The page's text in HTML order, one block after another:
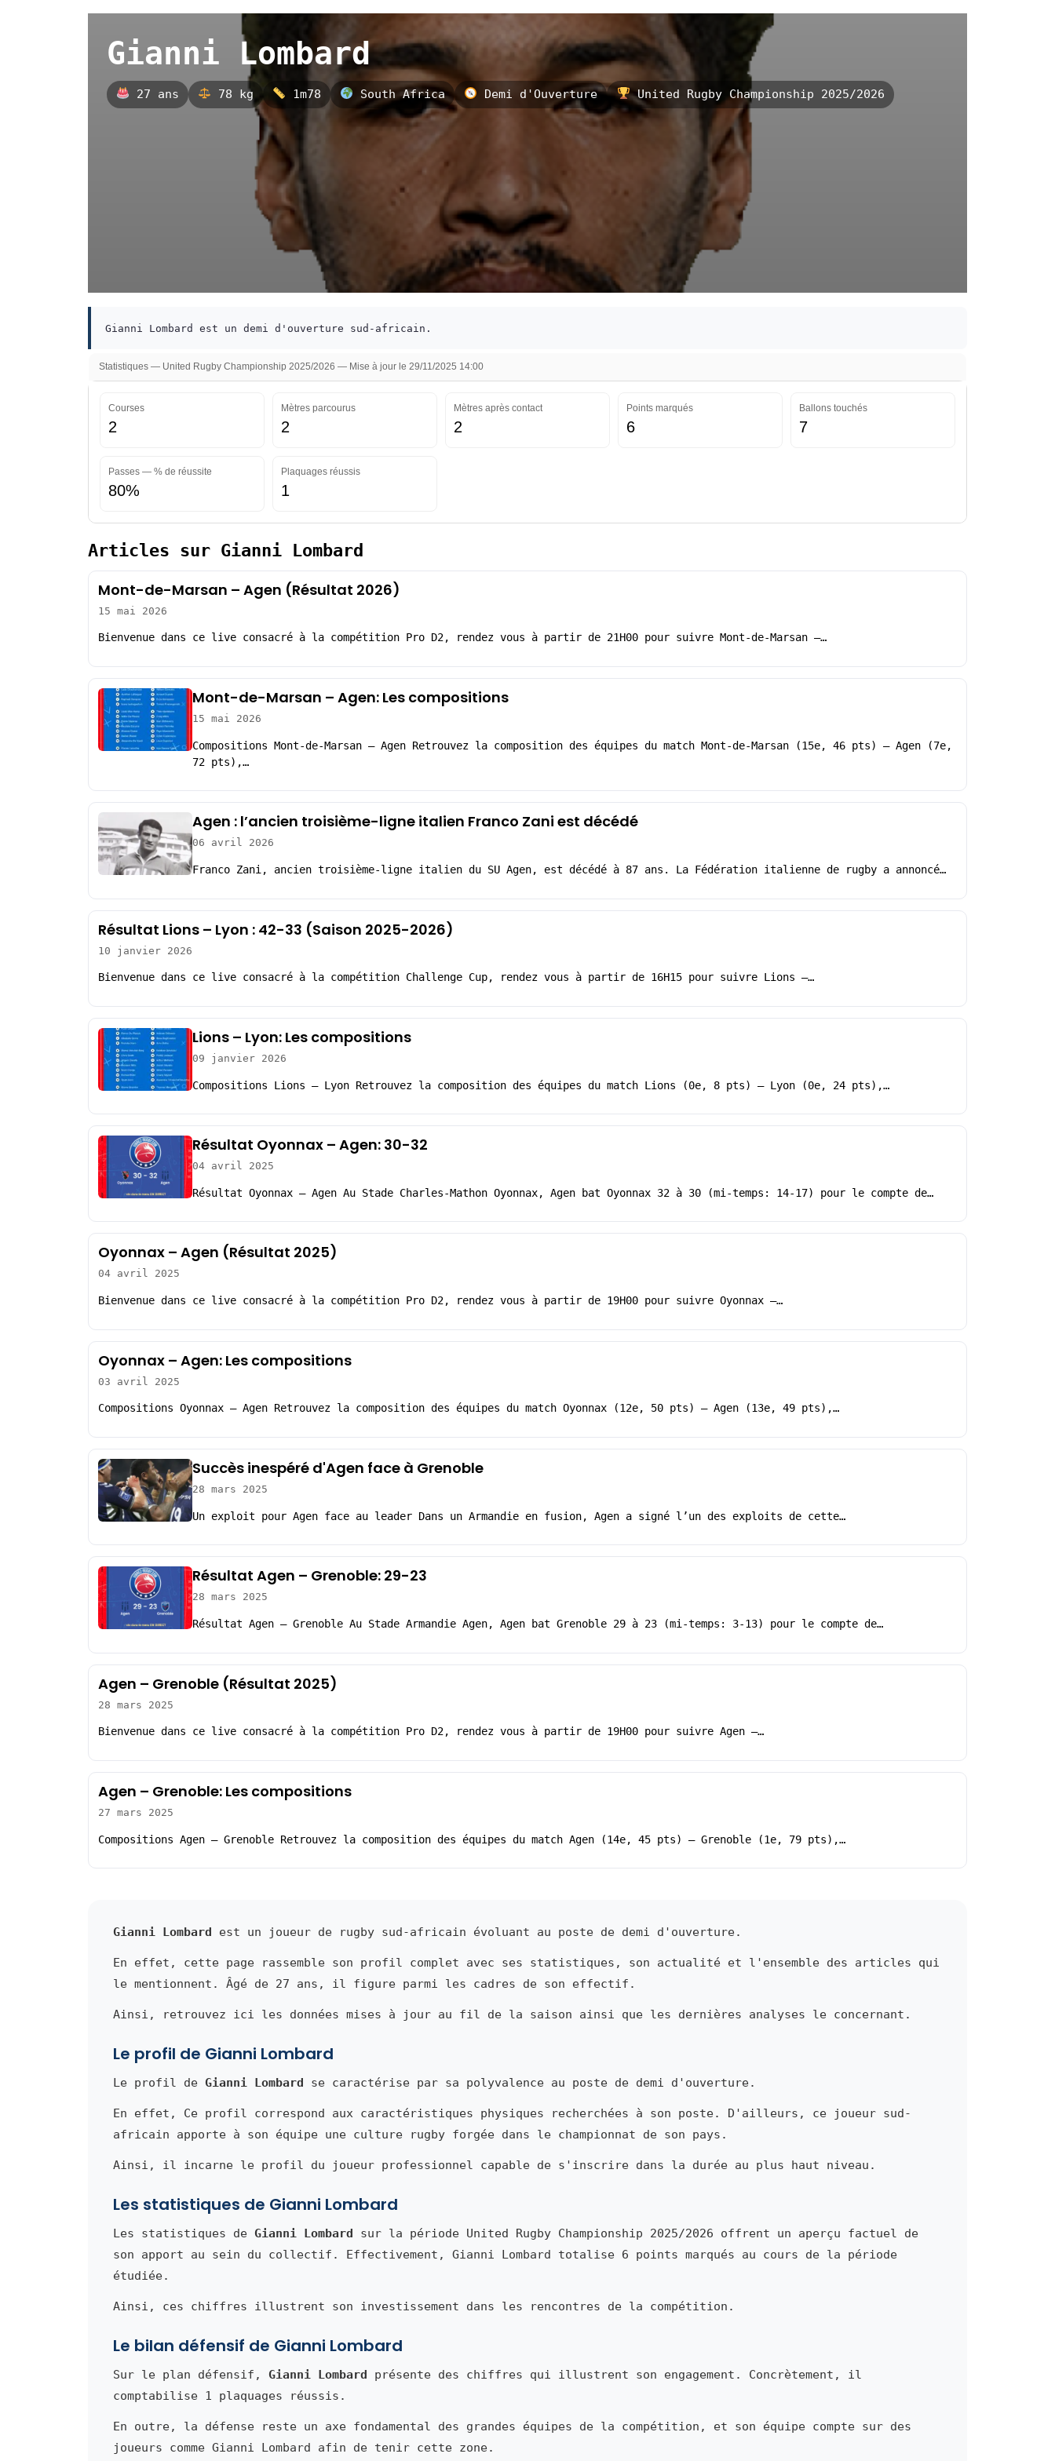
Gianni Lombard
27 ans 78 kg 1m78 South Africa Demi d'Ouverture United Rugby Championship 2025/2026
Gianni Lombard est un demi d'ouverture sud-africain.
Statistiques — United Rugby Championship 2025/2026 — Mise à jour le 29/11/2025 14:00
Courses
2
Mètres parcourus
2
Mètres après contact
2
Points marqués
6
Ballons touchés
7
Passes — % de réussite
80%
Plaquages réussis
1
Articles sur Gianni Lombard
Mont-de-Marsan – Agen (Résultat 2026)
15 mai 2026
Bienvenue dans ce live consacré à la compétition Pro D2, rendez vous à partir de 21H00 pour suivre Mont-de-Marsan –…
Mont-de-Marsan – Agen: Les compositions
15 mai 2026
Compositions Mont-de-Marsan – Agen Retrouvez la composition des équipes du match Mont-de-Marsan (15e, 46 pts) – Agen (7e,
72 pts),…
Agen : l’ancien troisième-ligne italien Franco Zani est décédé
06 avril 2026
Franco Zani, ancien troisième-ligne italien du SU Agen, est décédé à 87 ans. La Fédération italienne de rugby a annoncé…
Résultat Lions – Lyon : 42-33 (Saison 2025-2026)
10 janvier 2026
Bienvenue dans ce live consacré à la compétition Challenge Cup, rendez vous à partir de 16H15 pour suivre Lions –…
Lions – Lyon: Les compositions
09 janvier 2026
Compositions Lions – Lyon Retrouvez la composition des équipes du match Lions (0e, 8 pts) – Lyon (0e, 24 pts),…
Résultat Oyonnax – Agen: 30-32
04 avril 2025
Résultat Oyonnax – Agen Au Stade Charles-Mathon Oyonnax, Agen bat Oyonnax 32 à 30 (mi-temps: 14-17) pour le compte de…
Oyonnax – Agen (Résultat 2025)
04 avril 2025
Bienvenue dans ce live consacré à la compétition Pro D2, rendez vous à partir de 19H00 pour suivre Oyonnax –…
Oyonnax – Agen: Les compositions
03 avril 2025
Compositions Oyonnax – Agen Retrouvez la composition des équipes du match Oyonnax (12e, 50 pts) – Agen (13e, 49 pts),…
Succès inespéré d'Agen face à Grenoble
28 mars 2025
Un exploit pour Agen face au leader Dans un Armandie en fusion, Agen a signé l’un des exploits de cette…
Résultat Agen – Grenoble: 29-23
28 mars 2025
Résultat Agen – Grenoble Au Stade Armandie Agen, Agen bat Grenoble 29 à 23 (mi-temps: 3-13) pour le compte de…
Agen – Grenoble (Résultat 2025)
28 mars 2025
Bienvenue dans ce live consacré à la compétition Pro D2, rendez vous à partir de 19H00 pour suivre Agen –…
Agen – Grenoble: Les compositions
27 mars 2025
Compositions Agen – Grenoble Retrouvez la composition des équipes du match Agen (14e, 45 pts) – Grenoble (1e, 79 pts),…
Gianni Lombard est un joueur de rugby sud-africain évoluant au poste de demi d'ouverture.
En effet, cette page rassemble son profil complet avec ses statistiques, son actualité et l'ensemble des articles qui
le mentionnent. Âgé de 27 ans, il figure parmi les cadres de son effectif.
Ainsi, retrouvez ici les données mises à jour au fil de la saison ainsi que les dernières analyses le concernant.
Le profil de Gianni Lombard
Le profil de Gianni Lombard se caractérise par sa polyvalence au poste de demi d'ouverture.
En effet, Ce profil correspond aux caractéristiques physiques recherchées à son poste. D'ailleurs, ce joueur sud-
africain apporte à son équipe une culture rugby forgée dans le championnat de son pays.
Ainsi, il incarne le profil du joueur professionnel capable de s'inscrire dans la durée au plus haut niveau.
Les statistiques de Gianni Lombard
Les statistiques de Gianni Lombard sur la période United Rugby Championship 2025/2026 offrent un aperçu factuel de
son apport au sein du collectif. Effectivement, Gianni Lombard totalise 6 points marqués au cours de la période
étudiée.
Ainsi, ces chiffres illustrent son investissement dans les rencontres de la compétition.
Le bilan défensif de Gianni Lombard
Sur le plan défensif, Gianni Lombard présente des chiffres qui illustrent son engagement. Concrètement, il
comptabilise 1 plaquages réussis.
En outre, la défense reste un axe fondamental des grandes équipes de la compétition, et son équipe compte sur des
joueurs comme Gianni Lombard afin de tenir cette zone.